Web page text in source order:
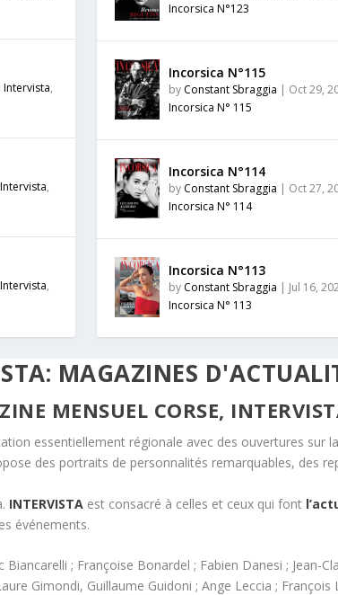
Intervista,
Intervista,
Intervista,
Incorsica N°123
Incorsica N°115
by Constant Sbraggia | Oct 29,
Incorsica N° 115
Incorsica N°114
by Constant Sbraggia | Oct 27,
Incorsica N° 114
Incorsica N°113
by Constant Sbraggia | Jul 16,
Incorsica N° 113
MAGAZINES
MENSUEL CORSE,
essentiellement régionale avec des ouvertures sur
des portraits de personnalités remarquables, des
INTERVISTA est consacré à celles et ceux qui font
événements.
; Françoise Bonardel ; Fabien Danesi ; Jean-
Gimondi, Guillaume Guidoni ; Ange Leccia ; François